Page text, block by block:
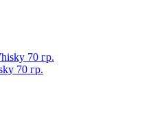
70 гр.